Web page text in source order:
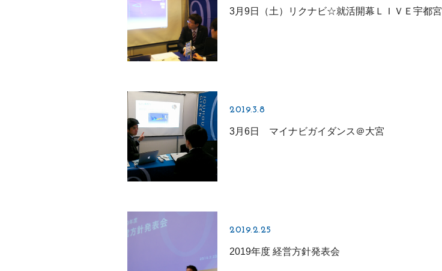
3月9日（土）リクナビ☆就活開幕ＬＩＶＥ宇都宮
2019.3.8
3月6日 マイナビガイダンス＠大宮
2019.2.25
2019年度 経営方針発表会